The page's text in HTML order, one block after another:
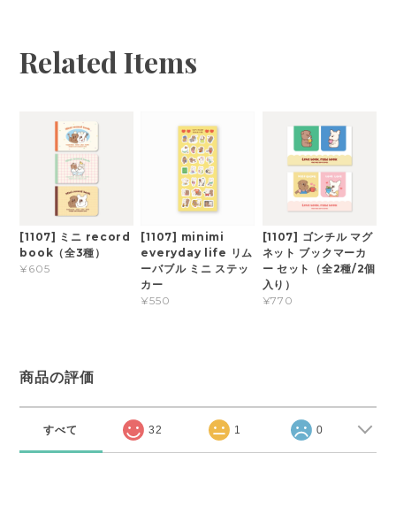
Related Items
[1107] ミニ record
book（全3種）
¥605
[1107] minimi
everyday life リム
ーバブル ミニ ステッ
カー
¥550
[1107] ゴンチル マグ
ネット ブックマーカ
ー セット（全2種/2個
入り）
¥770
商品の評価
すべて 32 1 0